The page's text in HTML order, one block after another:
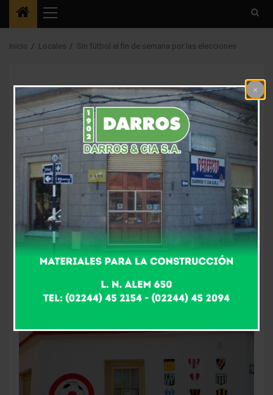
Menú
principal
Inicio Locales Sin fútbol el fin de semana por las elecciones
Deportes Locales
Sin fútbol el fin de
semana por las
elecciones
11 meses atrás Fm Alpha